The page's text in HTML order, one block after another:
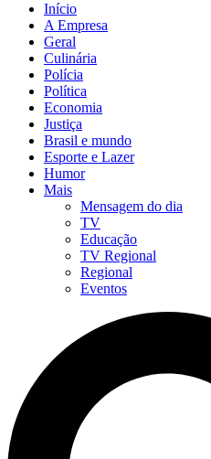
Início
A Empresa
Geral
Culinária
Polícia
Política
Economia
Justiça
Brasil e mundo
Esporte e Lazer
Humor
Mais
Mensagem do dia
TV
Educação
TV Regional
Regional
Eventos